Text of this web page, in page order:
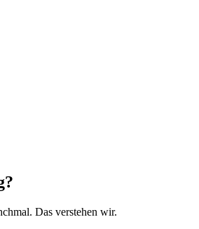
Das verstehen wir.